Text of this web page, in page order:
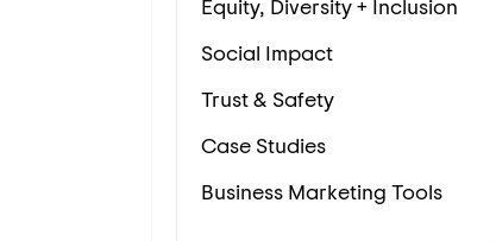
Equity, Diversity + Inclusion
Social Impact
Trust & Safety
Case Studies
Business Marketing Tools